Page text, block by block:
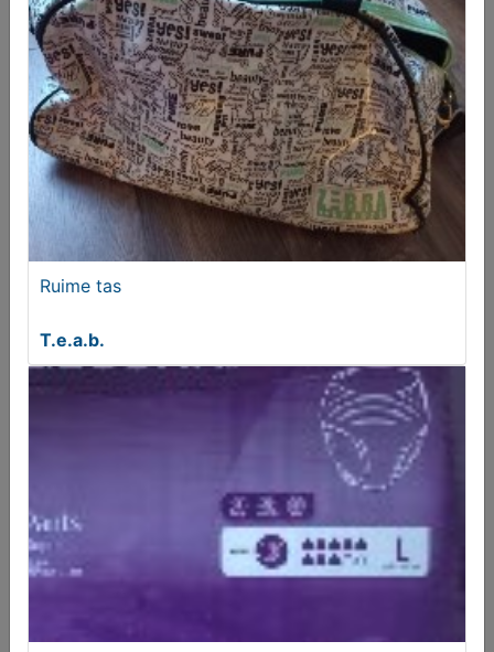
T.e.a.b.
Fiets kleding diverse
Ruime tas
T.e.a.b.